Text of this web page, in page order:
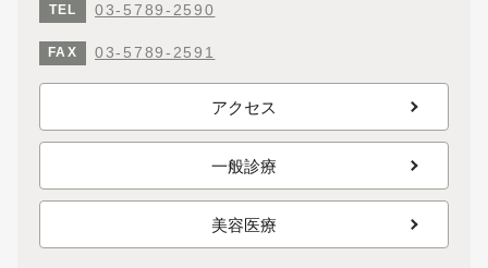
TEL 03-5789-2590
FAX 03-5789-2591
アクセス
一般診療
美容医療